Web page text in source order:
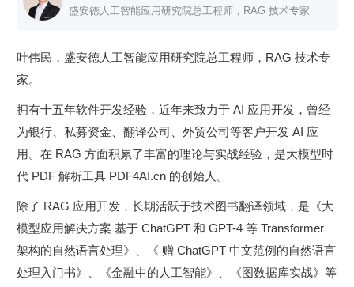
热身赛
只需掌握两个最基础的概念——对话模式和返回结构化数据，
我们就可以引入 RAG 改造传统 MIS 系统了。这个案例业务
价值比较高，同时技术难度最低，能够让你快速上手。
初级篇
初级篇我们会从 0 到 1 开启一个全新的 RAG 项目，一起开发
一个AI 读报小助手。在前一章基础上，我们会深入学习三个
重要概念——元数据、文本摘要、机器翻译。
盛安德人工智能应用研究院总工程师，RAG 技术专家
叶伟民，盛安德人工智能应用研究院总工程师，RAG 技术专
家。
拥有十五年软件开发经验，近年来致力于 AI 应用开发，曾经
为银行、私募资金、翻译公司、外贸公司等客户开发 AI 应
用。在 RAG 方面积累了丰富的理论与实战经验，是大模型时
代 PDF 解析工具 PDF4AI.cn 的创始人。
除了 RAG 应用开发，长期活跃于技术图书翻译领域，是《大
模型应用解决方案 基于 ChatGPT 和 GPT-4 等 Transformer
架构的自然语言处理》、《 赠 ChatGPT 中文范例的自然语言
处理入门书》、《金融中的人工智能》、《图数据库实战》等